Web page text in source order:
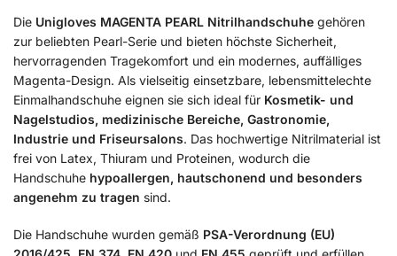
Die Unigloves MAGENTA PEARL Nitrilhandschuhe gehören
zur beliebten Pearl-Serie und bieten höchste Sicherheit,
hervorragenden Tragekomfort und ein modernes, auffälliges
Magenta-Design. Als vielseitig einsetzbare, lebensmittelechte
Einmalhandschuhe eignen sie sich ideal für Kosmetik- und
Nagelstudios, medizinische Bereiche, Gastronomie,
Industrie und Friseursalons. Das hochwertige Nitrilmaterial ist
frei von Latex, Thiuram und Proteinen, wodurch die
Handschuhe hypoallergen, hautschonend und besonders
angenehm zu tragen sind.
Die Handschuhe wurden gemäß PSA-Verordnung (EU)